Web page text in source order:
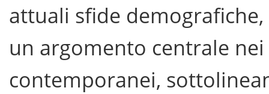
attuali sfide
un argomento centrale
contemporanei,